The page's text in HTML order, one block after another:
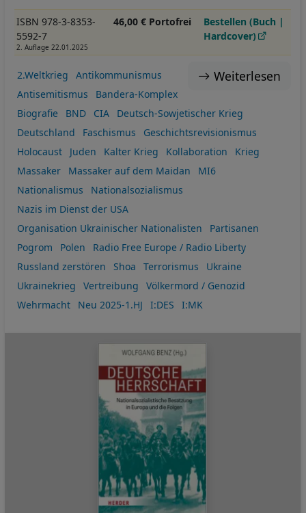
ISBN 978-3-8353-
5592-7
2. Auflage 22.01.2025
46,00 € Portofrei
Bestellen (Buch |
Hardcover)
Weiterlesen
2.Weltkrieg
Antikommunismus
Antisemitismus
Bandera-Komplex
Biografie
BND CIA
Deutsch-Sowjetischer Krieg
Deutschland
Faschismus
Geschichtsrevisionismus
Holocaust
Juden Kalter Krieg Kollaboration
Krieg
Massaker
Massaker auf dem Maidan
MI6
Nationalismus
Nationalsozialismus
Nazis im Dienst der USA
Organisation Ukrainischer Nationalisten
Partisanen
Pogrom
Polen
Radio Free Europe / Radio Liberty
Russland zerstören
Shoa Terrorismus
Ukraine
Ukrainekrieg
Vertreibung
Völkermord / Genozid
Wehrmacht
Neu 2025-1.HJ I:DES I:MK